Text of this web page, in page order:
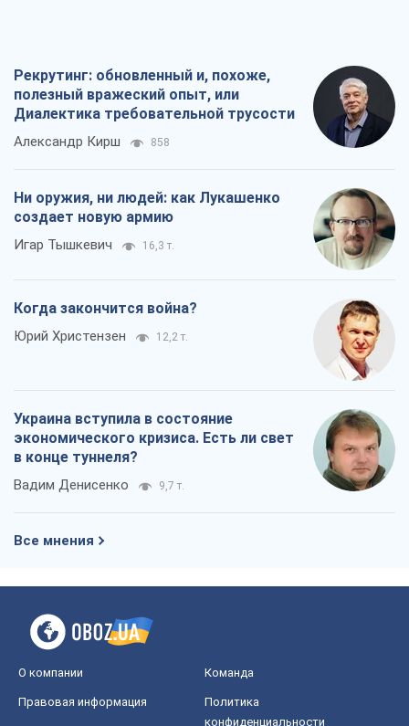
Рекрутинг: обновленный и, похоже,
полезный вражеский опыт, или
Диалектика требовательной трусости
Александр Кирш 858
Ни оружия, ни людей: как Лукашенко
создает новую армию
Игар Тышкевич 16,3 т.
Когда закончится война?
Юрий Христензен 12,2 т.
Украина вступила в состояние
экономического кризиса. Есть ли свет
в конце туннеля?
Вадим Денисенко 9,7 т.
Все мнения
О компании Команда
Правовая информация
Политика
конфиденциальности